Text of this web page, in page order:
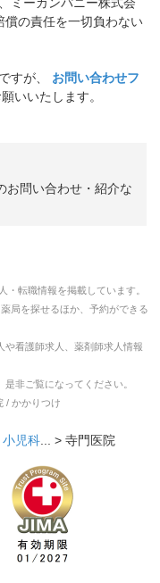
償の責任を一切負わない
すが、
お問い合わせフ
いいたします。
お問い合わせ・紹介な
・転職情報を掲載しています。
局を探せるほか、予約ができる
や看護師求人、薬剤師求人情報
非ご覧になってください。
/ かかりつけ
小児科... > 寺門医院